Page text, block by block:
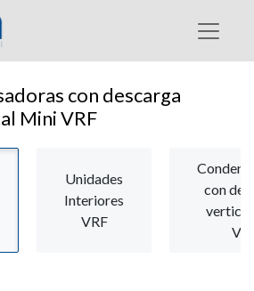
con descarga
Mini VRF
Unidades
Interiores
VRF
con